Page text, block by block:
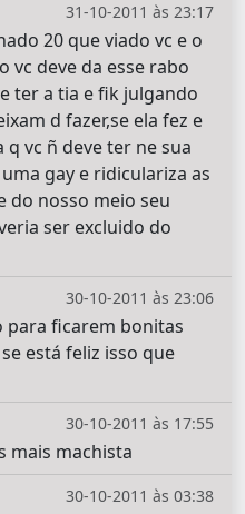
31-10-2011 às 23:17
20 que viado vc e o
vc deve da esse rabo
ter a tia e fik julgando
d fazer,se ela fez e
vc ñ deve ter ne sua
gay e ridiculariza as
do nosso meio seu
ser excluido do
30-10-2011 às 23:06
para ficarem bonitas
está feliz isso que
30-10-2011 às 17:55
mais machista
30-10-2011 às 03:38